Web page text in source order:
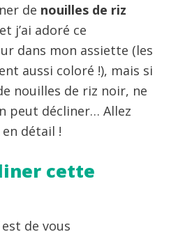
de nouilles de riz
j’ai adoré ce
dans mon assiette (les
aussi coloré !), mais si
nouilles de riz noir, ne
peut décliner… Allez
détail !
cette
de vous